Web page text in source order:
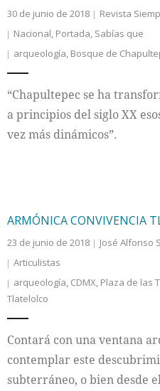
30 de junio de 2018
Revista
Nacional, Portada, Sabías que
arqueología, Bosque de
“Chapultepec se ha
a principios del siglo XX
vez más dinámicos”.
ARMÓNICA CONVIVENCIA
23 de junio de 2018
José Alfonso
Articulistas
arqueología, CDMX, Plaza de las
Tlatelolco
Contará con una ventana
contemplar este
subterráneo, o bien desde